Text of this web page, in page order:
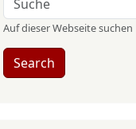
Auf dieser Webseite suchen
Search